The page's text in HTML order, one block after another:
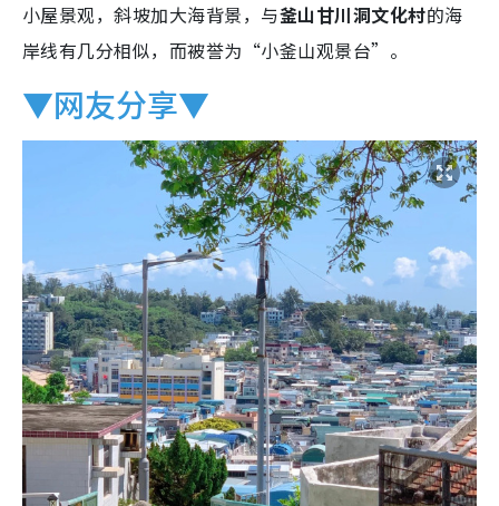
小屋景观，斜坡加大海背景，与釜山甘川洞文化村的海
岸线有几分相似，而被誉为“小釜山观景台”。
▼网友分享▼